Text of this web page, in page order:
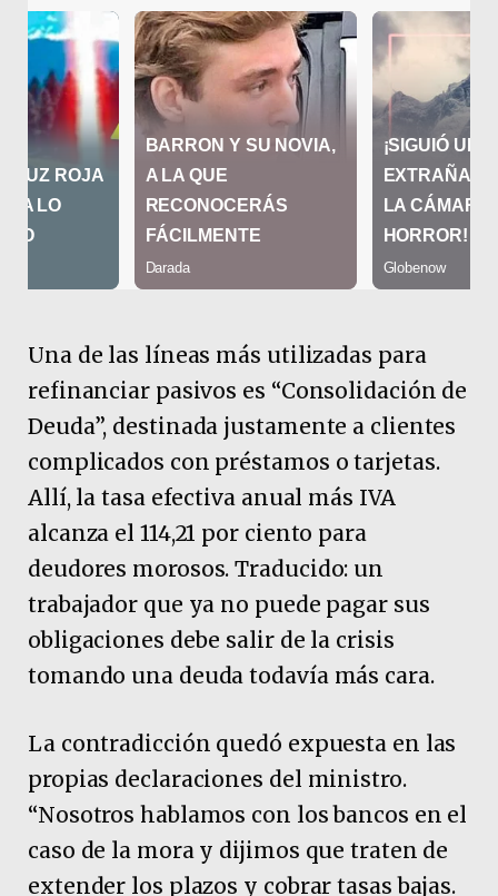
Una de las líneas más utilizadas para
refinanciar pasivos es “Consolidación de
Deuda”, destinada justamente a clientes
complicados con préstamos o tarjetas.
Allí, la tasa efectiva anual más IVA
alcanza el 114,21 por ciento para
deudores morosos. Traducido: un
trabajador que ya no puede pagar sus
obligaciones debe salir de la crisis
tomando una deuda todavía más cara.
La contradicción quedó expuesta en las
propias declaraciones del ministro.
“Nosotros hablamos con los bancos en el
caso de la mora y dijimos que traten de
extender los plazos y cobrar tasas bajas.